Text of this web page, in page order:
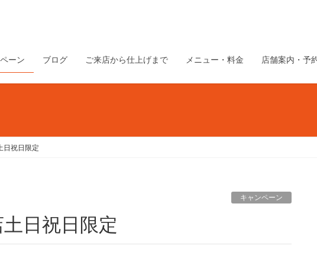
ーン ブログ ご来店から仕上げまで メニュー・料金 店舗案内・予
日祝日限定
キャンペーン
日祝日限定